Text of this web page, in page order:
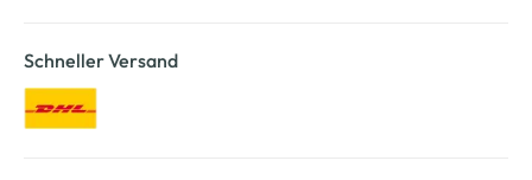
Schneller Versand